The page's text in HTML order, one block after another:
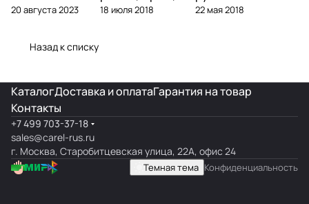
диагностика
поломок и
20 августа 2023
pCO mini —
18 июля 2018
параметры,
22 мая 2018
Назад к списку
КаталогДоставка и оплатаГарантия на товар
Контакты
+7 499 703-37-18
sales@carel-rus.ru
г. Москва, Старобитцевская улица, 22А, офис 24
Темная тема Конфиденциальность